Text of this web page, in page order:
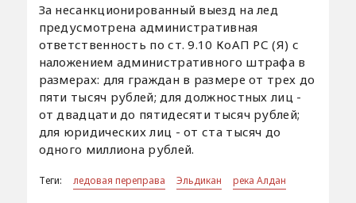
За несанкционированный выезд на лед
предусмотрена административная
ответственность по ст. 9.10 КоАП РС (Я) с
наложением административного штрафа в
размерах: для граждан в размере от трех до
пяти тысяч рублей; для должностных лиц -
от двадцати до пятидесяти тысяч рублей;
для юридических лиц - от ста тысяч до
одного миллиона рублей.
Теги: ледовая переправа Эльдикан
река Алдан